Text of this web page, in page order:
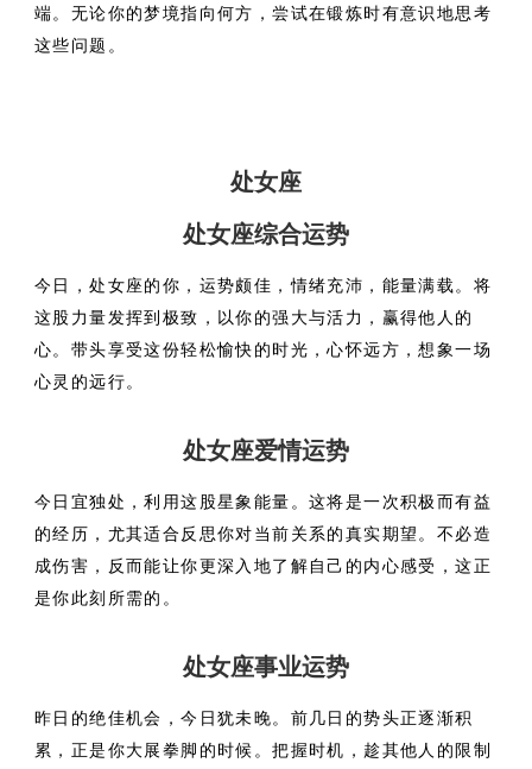
端。无论你的梦境指向何方，尝试在锻炼时有意识地思考
这些问题。
处女座
处女座综合运势
今日，处女座的你，运势颇佳，情绪充沛，能量满载。将
这股力量发挥到极致，以你的强大与活力，赢得他人的
心。带头享受这份轻松愉快的时光，心怀远方，想象一场
心灵的远行。
处女座爱情运势
今日宜独处，利用这股星象能量。这将是一次积极而有益
的经历，尤其适合反思你对当前关系的真实期望。不必造
成伤害，反而能让你更深入地了解自己的内心感受，这正
是你此刻所需的。
处女座事业运势
昨日的绝佳机会，今日犹未晚。前几日的势头正逐渐积
累，正是你大展拳脚的时候。把握时机，趁其他人的限制